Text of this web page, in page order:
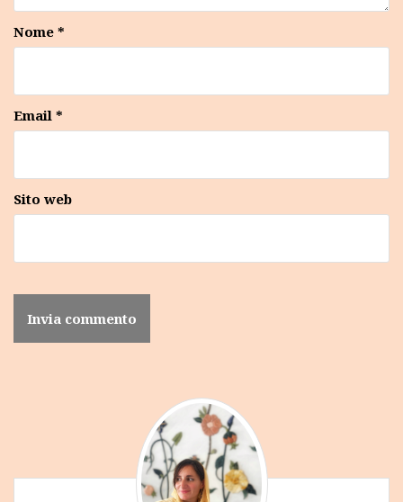
Nome *
Email *
Sito web